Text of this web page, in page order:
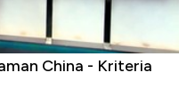
China - Kriteria